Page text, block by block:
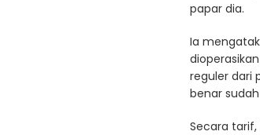
papar dia.
Ia
reguler dari
benar
Secara